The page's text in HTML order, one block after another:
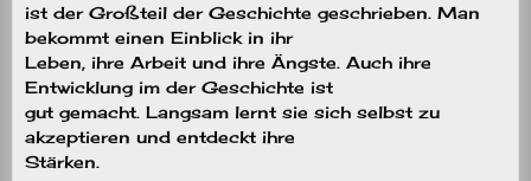
ist der Großteil der Geschichte geschrieben. Man
bekommt einen Einblick in ihr
Leben, ihre Arbeit und ihre Ängste. Auch ihre
Entwicklung im der Geschichte ist
gut gemacht. Langsam lernt sie sich selbst zu
akzeptieren und entdeckt ihre
Stärken.